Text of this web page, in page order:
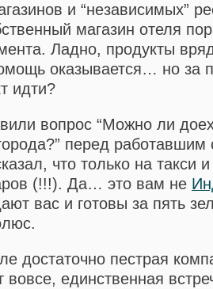
и “независимых”
магазин отеля
Ладно, продукты
оказывается… но за
идти?
вопрос “Можно ли
перед
что только на такси и
(!!!). Да… это вам не
вас и готовы за пять
достаточно пестрая
вовсе, единственная